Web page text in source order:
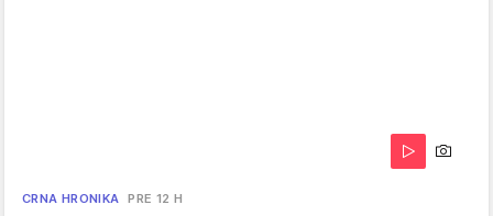
CRNA HRONIKA PRE 12 H